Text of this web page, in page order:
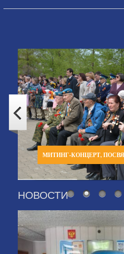
МИТИНГ-КОНЦЕРТ,
НОВОСТИ